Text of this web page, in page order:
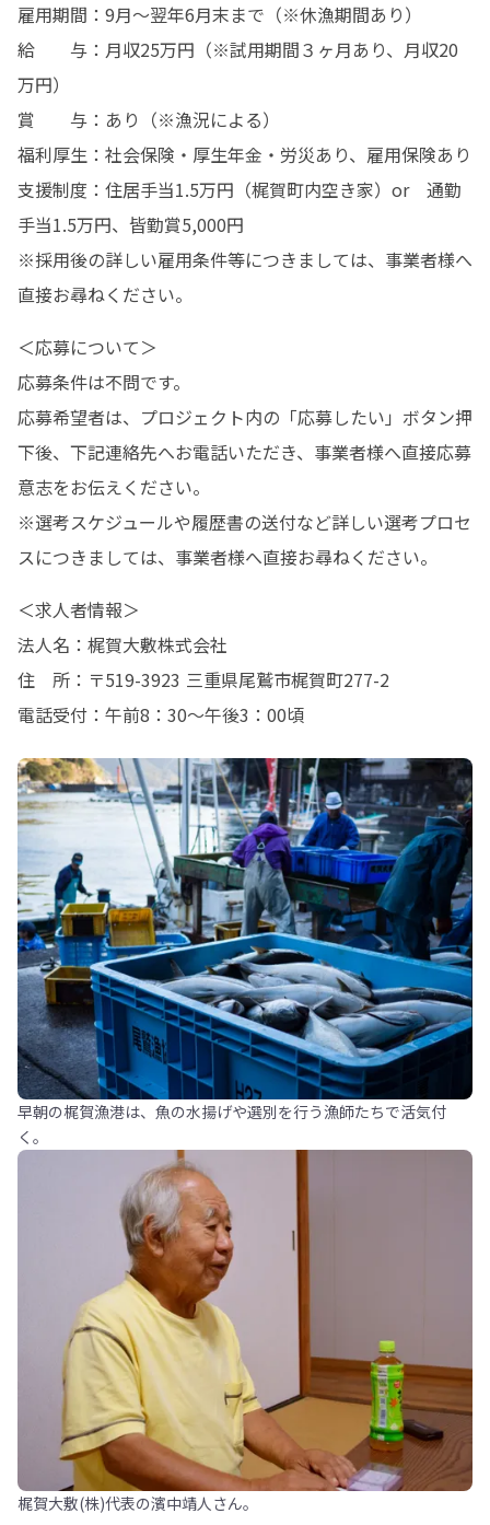
雇用期間：9月〜翌年6月末まで（※休漁期間あり）
給　　与：月収25万円（※試用期間３ヶ月あり、月収20
万円）
賞　　与：あり（※漁況による）
福利厚生：社会保険・厚生年金・労災あり、雇用保険あり
支援制度：住居手当1.5万円（梶賀町内空き家）or　通勤
手当1.5万円、皆勤賞5,000円
※採用後の詳しい雇用条件等につきましては、事業者様へ
直接お尋ねください。
＜応募について＞
応募条件は不問です。
応募希望者は、プロジェクト内の「応募したい」ボタン押
下後、下記連絡先へお電話いただき、事業者様へ直接応募
意志をお伝えください。
※選考スケジュールや履歴書の送付など詳しい選考プロセ
スにつきましては、事業者様へ直接お尋ねください。
＜求人者情報＞
法人名：梶賀大敷株式会社
住　所：〒519-3923 三重県尾鷲市梶賀町277-2
電話受付：午前8：30～午後3：00頃
早朝の梶賀漁港は、魚の水揚げや選別を行う漁師たちで活気付
く。
梶賀大敷(株)代表の濱中靖人さん。